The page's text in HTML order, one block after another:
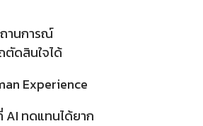
ถานการณ์
ตัดสินใจได้
Experience
AI ทดแทนได้ยาก